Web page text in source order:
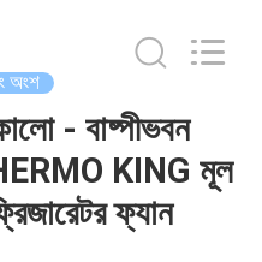
অংশ
- বাষ্পীভবন
KING মূল
ফ্যান